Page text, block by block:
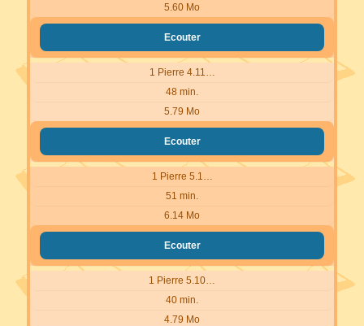
5.60 Mo
Ecouter
1 Pierre 4.11…
48 min.
5.79 Mo
Ecouter
1 Pierre 5.1…
51 min.
6.14 Mo
Ecouter
1 Pierre 5.10…
40 min.
4.79 Mo